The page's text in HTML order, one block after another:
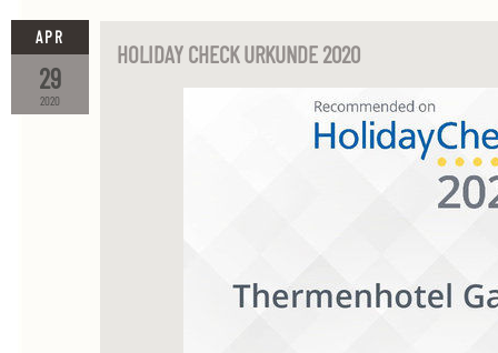
2020
29
APR
HOLIDAY CHECK URKUNDE 2020